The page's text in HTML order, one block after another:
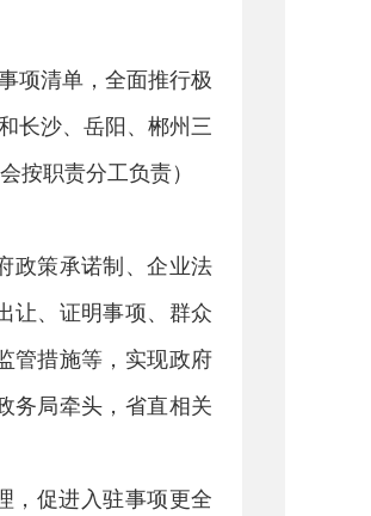
项清单，全面推行极
长沙、岳阳、郴州三
按职责分工负责）
政策承诺制、企业法
让、证明事项、群众
管措施等，实现政府
务局牵头，省直相关
，促进入驻事项更全